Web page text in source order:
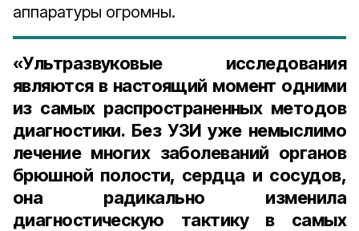
аппаратуры огромны.
«Ультразвуковые исследования
являются в настоящий момент одними
из самых распространенных методов
диагностики. Без УЗИ уже немыслимо
лечение многих заболеваний органов
брюшной полости, сердца и сосудов,
она радикально изменила
диагностическую тактику в самых